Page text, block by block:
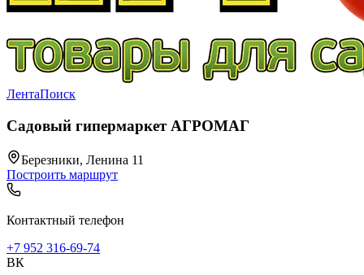
ЛентаПоиск
Садовый гипермаркет АГРОМАГ
Березники, Ленина 11
Построить маршрут
Контактный телефон
+7 952 316-69-74
ВК